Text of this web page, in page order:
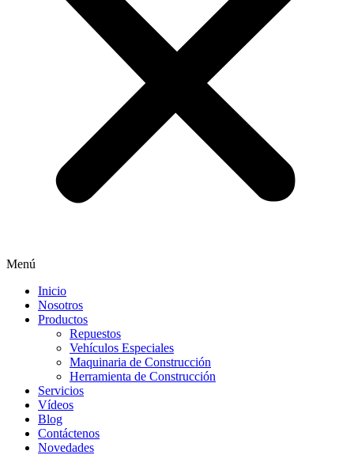
Menú
Inicio
Nosotros
Productos
Repuestos
Vehículos Especiales
Maquinaria de Construcción
Herramienta de Construcción
Servicios
Vídeos
Blog
Contáctenos
Novedades